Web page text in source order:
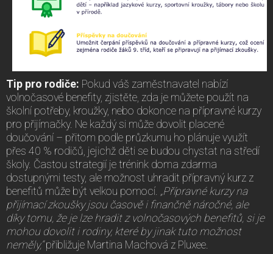
Tip pro rodiče: Pokud váš zaměstnavatel nabízí
volnočasové benefity, zjistěte, zda je můžete použít na
školní potřeby, kroužky, nebo dokonce na přípravné kurzy
pro přijímačky. Ne každý si může dovolit placené
doučování – přitom podle průzkumu ho plánuje využít
přes 40 % rodičů, jejichž děti se budou chystat na středí
školy. Častou strategií je trénink doma zdarma
dostupnými testy, ale možnost uhradit přípravný kurz z
benefitů může být velkou pomocí. „Přípravné kurzy na
přijímací zkoušky jsou časově i finančně náročné, ale
díky tomu, že je lze hradit z volnočasových benefitů, si je
mohou dovolit i rodiny, které by jinak tuto možnost
neměly,“přibližuje Martina Machová z Pluxee.